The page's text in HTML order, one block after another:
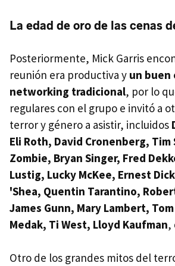
La edad de oro de las cenas
Posteriormente, Mick Garris
reunión era productiva y un buen
networking tradicional, por lo
regulares con el grupo e invitó a
terror y género a asistir, incluidos
Eli Roth, David Cronenberg, Tim
Zombie, Bryan Singer, Fred
Lustig, Lucky McKee, Ernest
'Shea, Quentin Tarantino,
James Gunn, Mary Lambert,
Medak, Ti West, Lloyd Kaufman,
Otro de los grandes mitos del